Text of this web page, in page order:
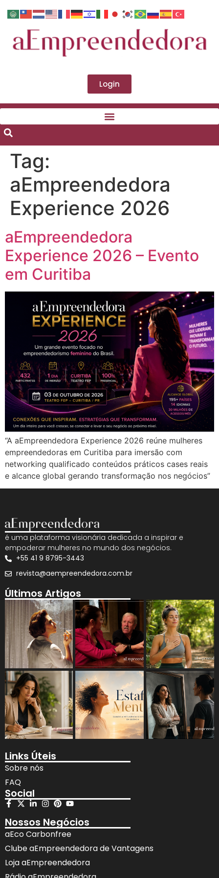
Login
Tag:
aEmpreendedora
Experience 2026
aEmpreendedora
Experience 2026 – Evento
em Curitiba
“A aEmpreendedora Experience 2026 reúne mulheres
empreendedoras em Curitiba para imersão com
networking qualificado conteúdos práticos cases reais
e alcance global gerando transformação nos negócios”
é uma plataforma visionária dedicada a inspirar e
empoderar mulheres no mundo dos negócios.
+55 41 9 8795-3443
revista@aempreendedora.com.br
Últimos Artigos
Links Úteis
Sobre nós
FAQ
Social
Nossos Negócios
aEco Carbonfree
Clube aEmpreendedora de Vantagens
Loja aEmpreendedora